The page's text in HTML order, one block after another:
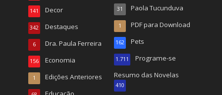
Decor
141
Destaques
342
Dra. Paula Ferreira
6
Economia
156
Edições Anteriores
1
Paola Tucunduva
31
PDF para Download
1
Pets
162
Programe-se
1.711
Resumo das Novelas
410